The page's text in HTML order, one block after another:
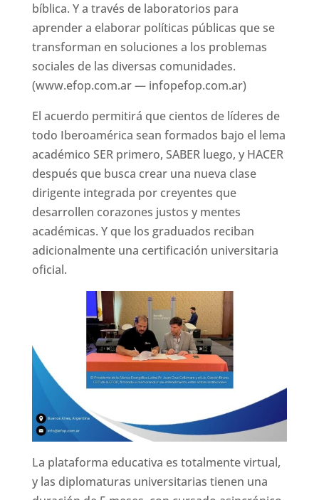
bíblica. Y a través de laboratorios para
aprender a elaborar políticas públicas que se
transforman en soluciones a los problemas
sociales de las diversas comunidades.
(www.efop.com.ar — infopefop.com.ar)
El acuerdo permitirá que cientos de líderes de
todo Iberoamérica sean formados bajo el lema
académico SER primero, SABER luego, y HACER
después que busca crear una nueva clase
dirigente integrada por creyentes que
desarrollen corazones justos y mentes
académicas. Y que los graduados reciban
adicionalmente una certificación universitaria
oficial.
La plataforma educativa es totalmente virtual,
y las diplomaturas universitarias tienen una